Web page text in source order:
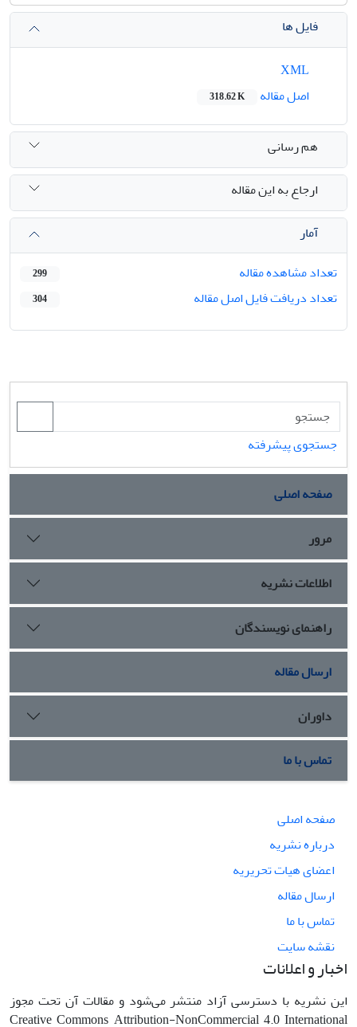
فایل ها
اصل مقاله
318.62 K
هم رسانی
ارجاع به این مقاله
آمار
تعداد مشاهده مقاله
299
تعداد دریافت فایل اصل مقاله 304
جستجوی پیشرفته
صفحه اصلی
مرور
اطلاعات نشریه
راهنمای نویسندگان
ارسال مقاله
داوران
تماس با ما
صفحه اصلی
درباره نشریه
اعضای هیات تحریریه
ارسال مقاله
تماس با ما
نقشه سایت
اخبار و اعلانات
این نشریه با دسترسی آزاد منتشر می‌شود و مقالات آن تحت مجوز
Creative Commons Attribution-NonCommercial 4.0 International